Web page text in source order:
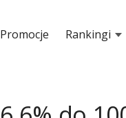
Promocje Rankingi